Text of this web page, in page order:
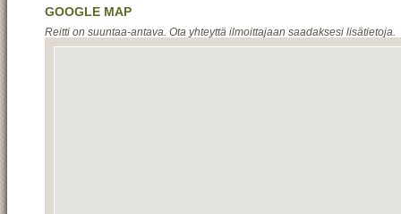
GOOGLE MAP
Reitti on suuntaa-antava. Ota yhteyttä ilmoittajaan saadaksesi lisätietoja.